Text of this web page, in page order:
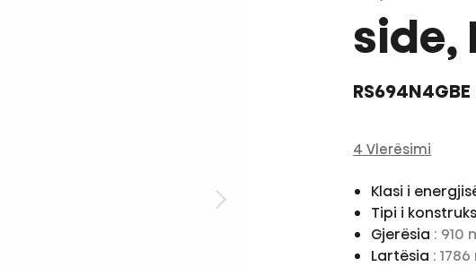
side,
RS694N4GBE
4 Vlerësimi
Klasi i
Tipi i
Gjerësia : 910
Lartësia :